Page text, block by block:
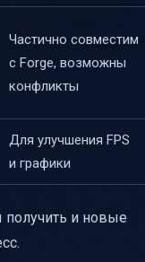
Частично совместим
с Forge, возможны
конфликты
Для улучшения FPS
и графики
получить и новые